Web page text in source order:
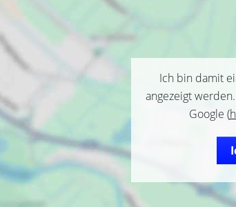
Ich bin damit
angezeigt
Google (